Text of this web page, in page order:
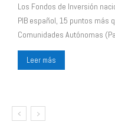
Los Fondos de Inversión
PIB español, 15 puntos más
Comunidades Autónomas
Leer más